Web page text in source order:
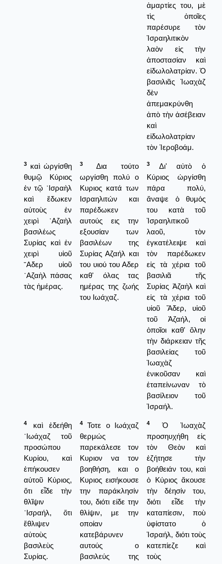
ἁμαρτίες του, μὲ
τὶς ὁποῖες
παρέσυρε τὸν
Ἰσραηλιτικὸν
λαὸν εἰς τὴν
ἀποστασίαν καὶ
εἰδωλολατρίαν. Ὁ
βασιλιᾶς Ἰωαχὰζ
δὲν
ἀπεμακρύνθη
ἀπὸ τὴν ἀσέβειαν
καὶ
εἰδωλολατρίαν
τὸν Ἱεροβοάμ.
3
καὶ ὠργίσθη
θυμῷ Κύριος
ἐν τῷ ᾿Ισραὴλ
καὶ ἔδωκεν
αὐτοὺς ἐν
χειρὶ ᾿Αζαὴλ
βασιλέως
Συρίας καὶ ἐν
χειρὶ υἱοῦ
῎Αδερ υἱοῦ
᾿Αζαὴλ πάσας
τὰς ἡμέρας.
3
Δια τούτο
ωργίσθη πολύ ο
Κυριος κατά των
Ισραηλιτών και
παρέδωκεν
αυτούς εις την
εξουσίαν των
βασιλέων της
Συρίας Αζαήλ και
του υιού του Αδερ
καθ' όλας τας
ημέρας της ζωής
του Ιωάχαζ.
3
Δι' αὐτὸ ὁ
Κύριος ὠργίσθη
πάρα πολύ,
ἄναψε ὁ θυμός
του κατὰ τοῦ
Ἰσραηλιτικοῦ
λαοῦ, τὸν
ἐγκατέλειψε καὶ
τὸν παρέδωκεν
εἰς τὰ χέρια τοῦ
βασιλιᾶ τῆς
Συρίας Ἀζαὴλ καὶ
εἰς τὰ χέρια τοῦ
υἱοῦ Ἄδερ, υἱοῦ
τοῦ Ἀζαήλ, οἱ
ὁποῖοι καθ' ὅλην
τὴν διάρκειαν τῆς
βασιλείας τοῦ
Ἰωαχὰζ
ἐνικοῦσαν καὶ
ἐταπείνωναν τὸ
βασίλειον τοῦ
Ἰσραήλ.
4
καὶ ἐδεήθη
᾿Ιωάχαζ τοῦ
προσώπου
Κυρίου, καὶ
ἐπήκουσεν
αὐτοῦ Κύριος,
ὅτι εἶδε τὴν
θλῖψιν
᾿Ισραήλ, ὅτι
ἔθλιψεν
αὐτοὺς
βασιλεὺς
Συρίας.
4
Τοτε ο Ιωάχαζ
θερμώς
παρεκάλεσε τον
Κυριον να τον
βοηθήση, και ο
Κυριος εισήκουσε
την παράκλησίν
του, διότι είδε την
θλίψιν, με την
οποίαν
κατεβάρυνεν
αυτούς ο
βασιλεύς της
4
Ὁ Ἰωαχὰζ
προσηυχήθη εἰς
τὸν Θεὸν καὶ
ἐζήτησε τὴν
βοήθειάν του, καὶ
ὁ Κύριος ἄκουσε
τὴν δέησίν του,
διότι εἶδε τὴν
καταπίεσιν, ποὺ
ὑφίστατο ὁ
Ἰσραήλ, διότι τοὺς
κατεπίεζε καὶ
τοὺς